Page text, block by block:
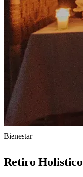
Bienestar
Retiro